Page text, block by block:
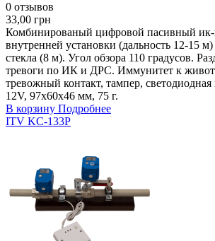
0 отзывов
33,00 грн
Комбинированый цифровой пасивный ик-
внутренней установки (дальность 12-15
стекла (8 м). Угол обзора 110 градусов.
тревоги по ИК и ДРС. Иммунитет к
тревожный контакт, тампер,
12V, 97х60х46 мм, 75 г.
В корзину Подробнее
ITV KC-133Р